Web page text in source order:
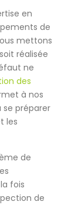
en
de
mettons
réalisée
ne
des
à nos
se préparer
les
de
fois
de